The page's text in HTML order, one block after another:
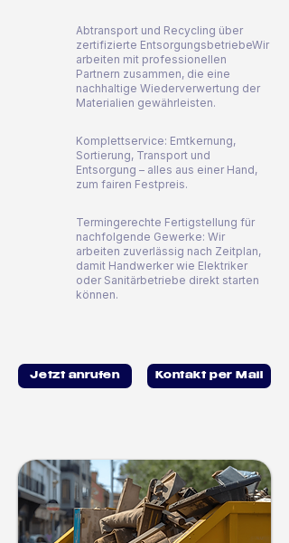
Abtransport und Recycling über
zertifizierte EntsorgungsbetriebeWir
arbeiten mit professionellen
Partnern zusammen, die eine
nachhaltige Wiederverwertung der
Materialien gewährleisten.
Komplettservice: Emtkernung,
Sortierung, Transport und
Entsorgung – alles aus einer Hand,
zum fairen Festpreis.
Termingerechte Fertigstellung für
nachfolgende Gewerke: Wir
arbeiten zuverlässig nach Zeitplan,
damit Handwerker wie Elektriker
oder Sanitärbetriebe direkt starten
können.
Jetzt anrufen Kontakt per Mail